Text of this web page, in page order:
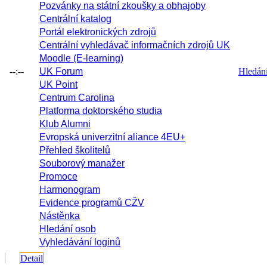
--:--
Pozvánky na státní zkoušky a obhajoby
Centrální katalog
Portál elektronických zdrojů
Centrální vyhledávač informačních zdrojů UK
Moodle (E-learning)
UK Forum
UK Point
Centrum Carolina
Platforma doktorského studia
Klub Alumni
Evropská univerzitní aliance 4EU+
Přehled školitelů
Souborový manažer
Promoce
Harmonogram
Evidence programů CŽV
Nástěnka
Hledání osob
Vyhledávání loginů
Detail